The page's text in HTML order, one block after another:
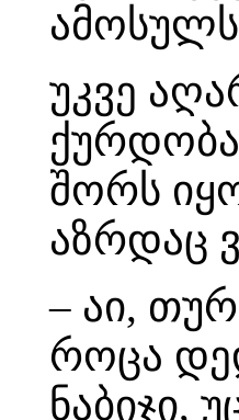
უკვე
შორს
აზრდაც
– აი,
როცა
ნაბიჯი,